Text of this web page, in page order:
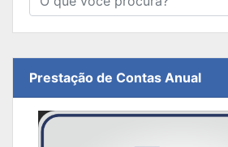
Prestação de Contas Anual